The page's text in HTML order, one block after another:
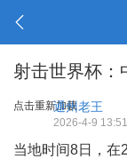
射击世界杯：
点击重新加载通州老王
2026-4-9
当地时间8日，在